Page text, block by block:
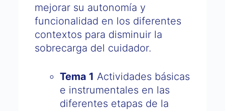
mejorar su autonomía y
funcionalidad en los diferentes
contextos para disminuir la
sobrecarga del cuidador.
Tema 1 Actividades básicas
e instrumentales en las
diferentes etapas de la